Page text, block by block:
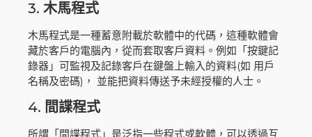
3. 木馬程式
木馬程式是一種蓄意附載於軟體中的代碼，這種軟體會
藏於客戶的電腦內，從而套取客戶資料。例如「按鍵記
錄器」可監視及記錄客戶在鍵盤上輸入的資料(如 用戶
名稱及密碼)， 並能把資料傳送予未經授權的人士。
4. 間諜程式
所謂「間諜程式」是泛指一些程式或軟體，可以透過互